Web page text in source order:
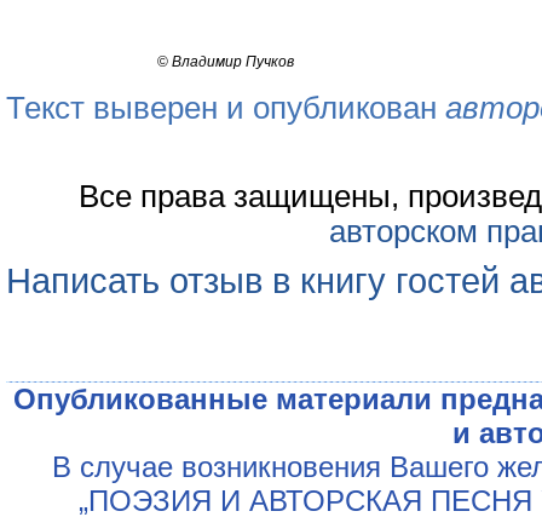
© Владимир Пучков
Текст выверен и опубликован
Все права защищены,
авторском
Написать отзыв в книгу гостей
Опубликованные материали
и
В случае возникновения Вашего
„ПОЭЗИЯ И АВТОРСКАЯ ПЕСНЯ